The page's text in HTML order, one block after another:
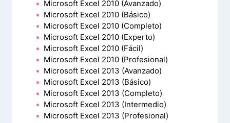
Microsoft Excel 2010 (Avanzado)
Microsoft Excel 2010 (Básico)
Microsoft Excel 2010 (Completo)
Microsoft Excel 2010 (Experto)
Microsoft Excel 2010 (Fácil)
Microsoft Excel 2010 (Profesional)
Microsoft Excel 2013 (Avanzado)
Microsoft Excel 2013 (Básico)
Microsoft Excel 2013 (Completo)
Microsoft Excel 2013 (Intermedio)
Microsoft Excel 2013 (Profesional)